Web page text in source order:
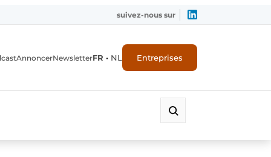
suivez-nous sur
AnnoncerNewsletterFR • NL Entreprises